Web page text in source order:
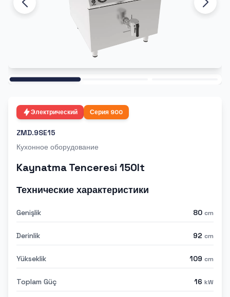
Электрический Серия 900
ZMD.9SE15
Кухонное оборудование
Kaynatma Tenceresi 150lt
Технические характеристики
Genişlik 80 cm
Derinlik 92 cm
Yükseklik 109 cm
Toplam Güç 16 kW